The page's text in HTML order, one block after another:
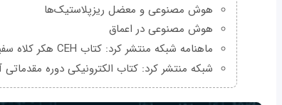
هوش مصنوعی و معضل ریزپلاستیک‌ها
هوش مصنوعی در اعماق
ماهنامه شبکه منتشر کرد: کتاب CEH هکر کلاه سفید
شبکه منتشر کرد: کتاب الکترونیکی دوره